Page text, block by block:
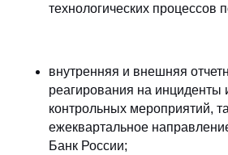
технологических процессов
внутренняя и внешняя
реагирования на инциденты
контрольных мероприятий,
ежеквартальное
Банк России;